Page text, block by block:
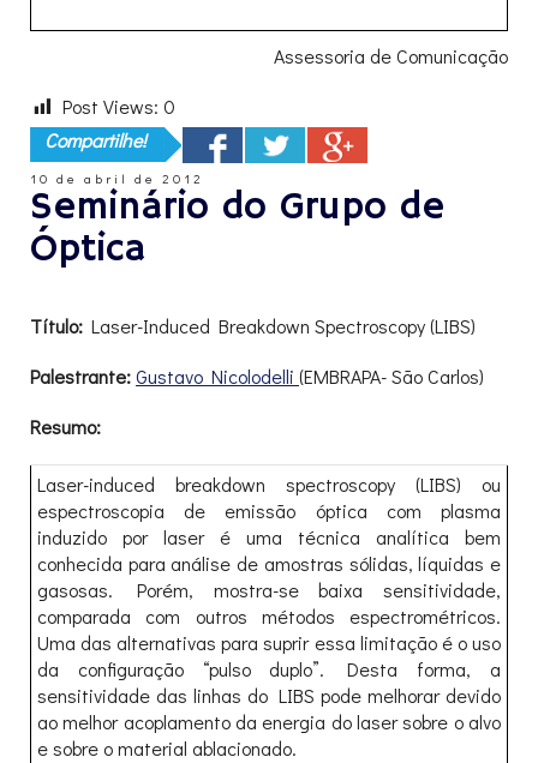
Assessoria de Comunicação
Post Views: 0
Compartilhe!
10 de abril de 2012
Seminário do Grupo de
Óptica
Título: Laser-Induced Breakdown Spectroscopy (LIBS)
Palestrante:Gustavo Nicolodelli (EMBRAPA- São Carlos)
Resumo:
Laser-induced breakdown spectroscopy (LIBS) ou
espectroscopia de emissão óptica com plasma
induzido por laser é uma técnica analítica bem
conhecida para análise de amostras sólidas, líquidas e
gasosas. Porém, mostra-se baixa sensitividade,
comparada com outros métodos espectrométricos.
Uma das alternativas para suprir essa limitação é o uso
da configuração “pulso duplo”. Desta forma, a
sensitividade das linhas do LIBS pode melhorar devido
ao melhor acoplamento da energia do laser sobre o alvo
e sobre o material ablacionado.